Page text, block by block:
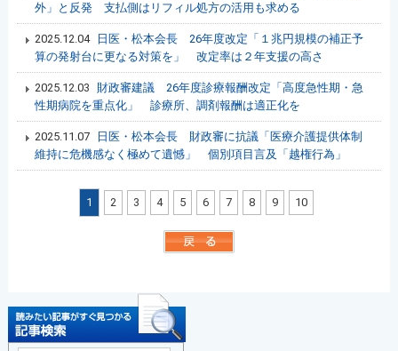
外」と反発 支払側はリフィル処方の活用も求める
2025.12.04
日医・松本会長 26年度改定「１兆円規模の補正予
算の発射台に更なる対策を」 改定率は２年支援の高さ
2025.12.03
財政審建議 26年度診療報酬改定「高度急性期・急
性期病院を重点化」 診療所、調剤報酬は適正化を
2025.11.07
日医・松本会長 財政審に抗議「医療介護提供体制
維持に危機感なく極めて遺憾」 個別項目言及「越権行為」
1 2 3 4 5 6 7 8 9 10